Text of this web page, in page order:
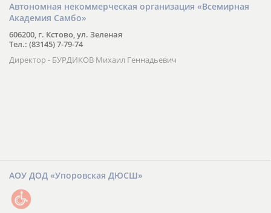
Автономная некоммерческая организация «Всемирная
Академия Самбо»
606200, г. Кстово, ул. Зеленая
Тел.: (83145) 7-79-74
Директор - БУРДИКОВ Михаил Геннадьевич
АОУ ДОД «Упоровская ДЮСШ»